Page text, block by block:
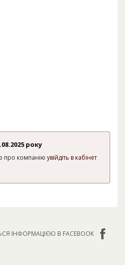
року
про компанію увійдіть в кабінет
ІНФОРМАЦІЄЮ В FACEBOOK